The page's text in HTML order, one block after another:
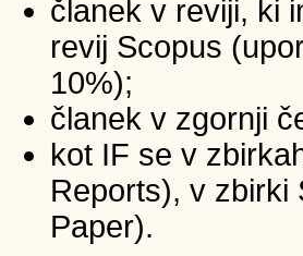
članek v reviji, ki
revij Scopus
10%);
članek v zgornji
kot IF se v
Reports), v zbirki
Paper).